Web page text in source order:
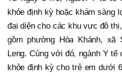
khỏe định kỳ hoặc khám sàng
đại diện cho các khu vực đô
gồm phường Hòa Khánh,
Leng. Cùng với đó, ngành Y
khỏe định kỳ cho trẻ em dưới